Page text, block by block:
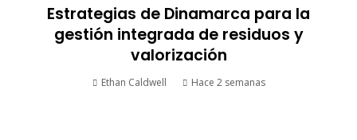
Estrategias de Dinamarca para la
gestión integrada de residuos y
valorización
Ethan Caldwell Hace 2 semanas